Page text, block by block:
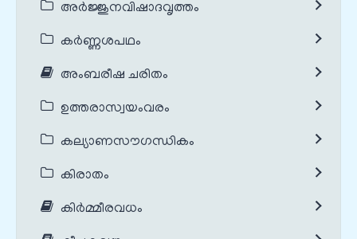
അർജ്ജുനവിഷാദവൃത്തം
കർണ്ണശപഥം
അംബരീഷ ചരിതം
ഉത്തരാസ്വയംവരം
കല്യാണസൗഗന്ധികം
കിരാതം
കിർമ്മീരവധം